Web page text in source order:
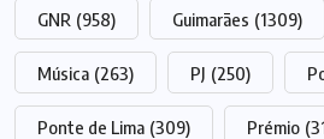
GNR (958) Guimarães (1309)
Música (263) PJ (250)
Ponte de Lima (309) Prémio